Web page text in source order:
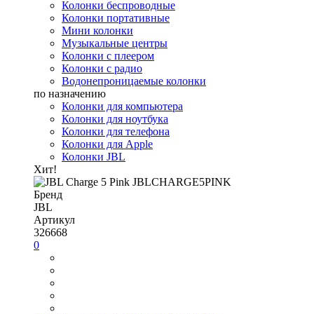
Колонки беспроводные
Колонки портативные
Мини колонки
Музыкальные центры
Колонки с плеером
Колонки с радио
Водонепроницаемые колонки
по назначению
Колонки для компьютера
Колонки для ноутбука
Колонки для телефона
Колонки для Apple
Колонки JBL
Хит!
Бренд
JBL
Артикул
326668
0